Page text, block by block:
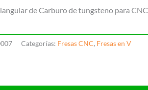
de Carburo de tungsteno para CNC
Categorías: Fresas CNC, Fresas en V